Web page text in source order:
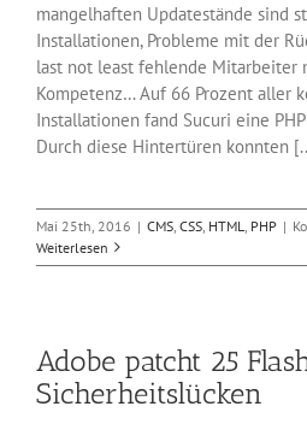
mangelhaften Updatestände sind
Installationen, Probleme mit der
last not least fehlende Mitarbeiter
Kompetenz… Auf 66 Prozent aller
Installationen fand Sucuri eine
Durch diese Hintertüren konnten
Mai 25th, 2016 | CMS CSS HTML PHP |
Weiterlesen
Adobe patcht 25
Sicherheitslücken